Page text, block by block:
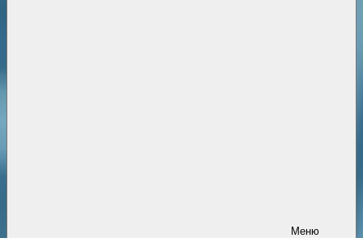
Меню